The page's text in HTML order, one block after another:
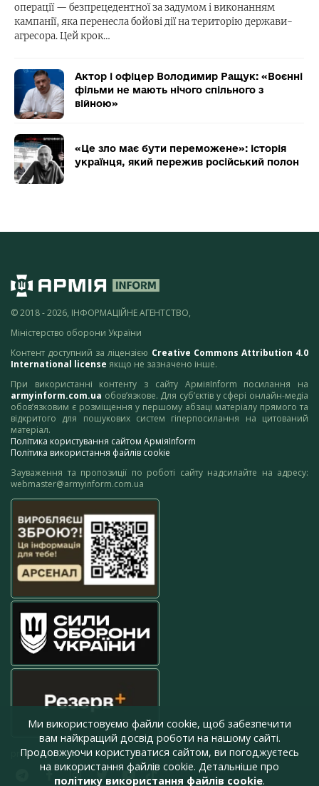
операції — безпрецедентної за задумом і виконанням
кампанії, яка перенесла бойові дії на територію держави-
агресора. Цей крок…
Актор і офіцер Володимир Ращук: «Воєнні
фільми не мають нічого спільного з
війною»
«Це зло має бути переможене»: історія
українця, який пережив російський полон
© 2018 - 2026, ІНФОРМАЦІЙНЕ АГЕНТСТВО,
Міністерство оборони України
Контент доступний за ліцензією Creative Commons Attribution 4.0
International license якщо не зазначено інше.
При використанні контенту з сайту АрміяInform посилання на
armyinform.com.ua обов’язкове. Для суб’єктів у сфері онлайн-медіа
обов’язковим є розміщення у першому абзаці матеріалу прямого та
відкритого для пошукових систем гіперпосилання на цитований
матеріал.
Політика користування сайтом АрміяInform
Політика використання файлів cookie
Зауваження та пропозиції по роботі сайту надсилайте на адресу:
webmaster@armyinform.com.ua
press@armyinform.com.ua
Ми використовуємо файли cookie, щоб забезпечити
вам найкращий досвід роботи на нашому сайті.
Продовжуючи користуватися сайтом, ви погоджуєтесь
на використання файлів cookie. Детальніше про
політику використання файлів cookie.